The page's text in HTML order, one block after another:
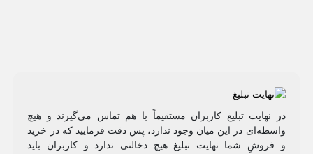
در نهایت تبلیغ کاربران مستقیماً با هم تماس می‌گیرند و هیچ
واسطه‌ای در این میان وجود ندارد، پس دقت فرمایید که در خرید
و فروشِ شما نهایت تبلیغ هیچ دخالتی ندارد و کاربران باید